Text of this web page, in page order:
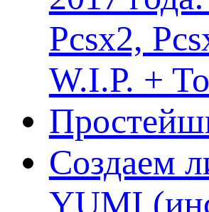
Pcsx2,
W.I.P. +
Создаем
YUMI